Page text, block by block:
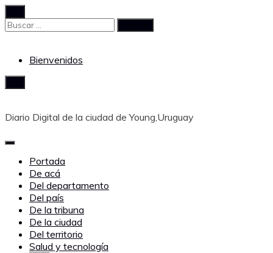
al
contenido
Buscar:
Bienvenidos
Diario Digital de la ciudad de Young,Uruguay
Portada
De acá
Del departamento
Del país
De la tribuna
De la ciudad
Del territorio
Salud y tecnología